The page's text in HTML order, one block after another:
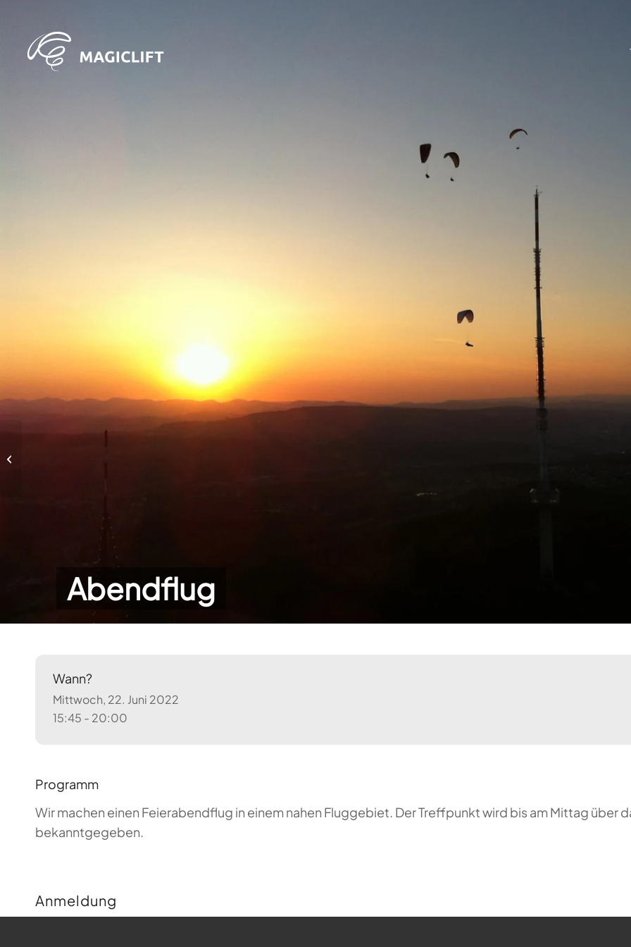
Abendflug
Wann?
Mittwoch, 22. Juni 2022
15:45 - 20:00
Programm
Wir machen einen Feierabendflug in einem nahen Fluggebiet. Der Treffpunkt wird bis am Mittag über
bekanntgegeben.
Anmeldung